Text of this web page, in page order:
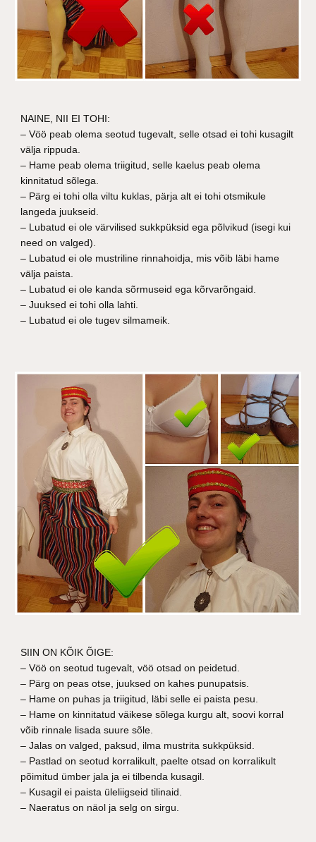
NAINE, NII EI TOHI:
– Vöö peab olema seotud tugevalt, selle otsad ei tohi kusagilt
välja rippuda.
– Hame peab olema triigitud, selle kaelus peab olema
kinnitatud sõlega.
– Pärg ei tohi olla viltu kuklas, pärja alt ei tohi otsmikule
langeda juukseid.
– Lubatud ei ole värvilised sukkpüksid ega põlvikud (isegi kui
need on valged).
– Lubatud ei ole mustriline rinnahoidja, mis võib läbi hame
välja paista.
– Lubatud ei ole kanda sõrmuseid ega kõrvarõngaid.
– Juuksed ei tohi olla lahti.
– Lubatud ei ole tugev silmameik.
SIIN ON KÕIK ÕIGE:
– Vöö on seotud tugevalt, vöö otsad on peidetud.
– Pärg on peas otse, juuksed on kahes punupatsis.
– Hame on puhas ja triigitud, läbi selle ei paista pesu.
– Hame on kinnitatud väikese sõlega kurgu alt, soovi korral
võib rinnale lisada suure sõle.
– Jalas on valged, paksud, ilma mustrita sukkpüksid.
– Pastlad on seotud korralikult, paelte otsad on korralikult
põimitud ümber jala ja ei tilbenda kusagil.
– Kusagil ei paista üleliigseid tilinaid.
– Naeratus on näol ja selg on sirgu.